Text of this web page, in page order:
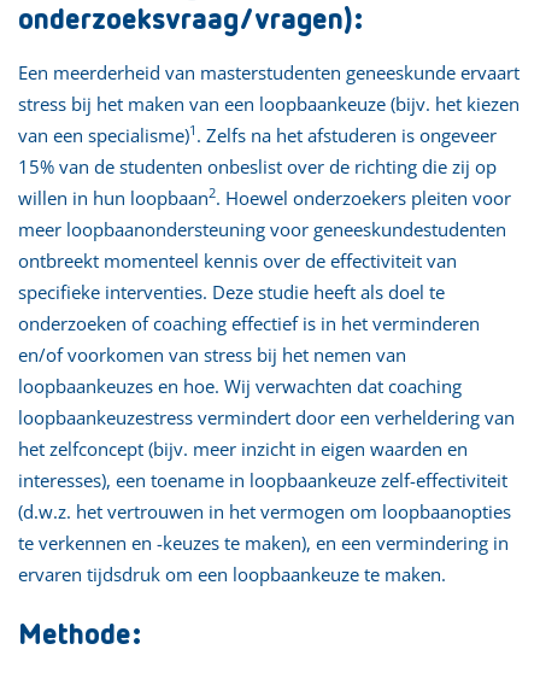
onderzoeksvraag/vragen):
Een meerderheid van masterstudenten geneeskunde ervaart
stress bij het maken van een loopbaankeuze (bijv. het kiezen
van een specialisme)1 . Zelfs na het afstuderen is ongeveer
15% van de studenten onbeslist over de richting die zij op
willen in hun loopbaan2. Hoewel onderzoekers pleiten voor
meer loopbaanondersteuning voor geneeskundestudenten
ontbreekt momenteel kennis over de effectiviteit van
specifieke interventies. Deze studie heeft als doel te
onderzoeken of coaching effectief is in het verminderen
en/of voorkomen van stress bij het nemen van
loopbaankeuzes en hoe. Wij verwachten dat coaching
loopbaankeuzestress vermindert door een verheldering van
het zelfconcept (bijv. meer inzicht in eigen waarden en
interesses), een toename in loopbaankeuze zelf-effectiviteit
(d.w.z. het vertrouwen in het vermogen om loopbaanopties
te verkennen en -keuzes te maken), en een vermindering in
ervaren tijdsdruk om een loopbaankeuze te maken.
Methode: